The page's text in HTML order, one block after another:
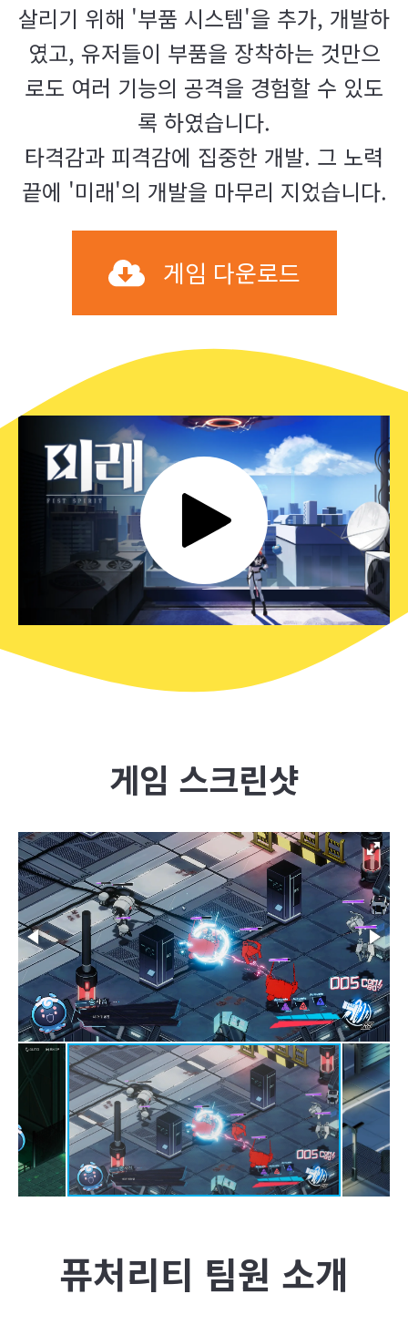
살리기 위해 '부품 시스템'을 추가, 개발하
였고, 유저들이 부품을 장착하는 것만으
로도 여러 기능의 공격을 경험할 수 있도
록 하였습니다.
타격감과 피격감에 집중한 개발. 그 노력
끝에 '미래'의 개발을 마무리 지었습니다.
게임 다운로드
게임 스크린샷
퓨처리티 팀원 소개